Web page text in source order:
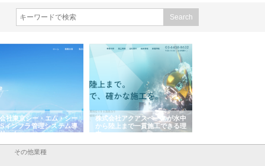
社東京シー・エム・シー
インフラ管理システム導
ット
株式会社アクアスペースが水中
から陸上まで一貫施工できる理
由
その他業種